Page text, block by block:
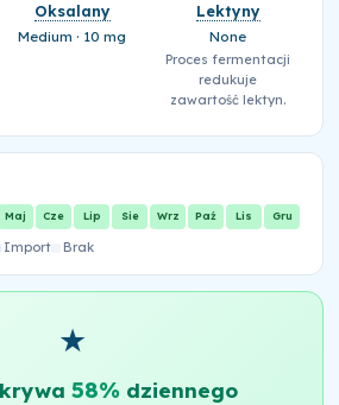
Oksalany
Medium · 10 mg
Lektyny
None
Proces fermentacji
redukuje
zawartość lektyn.
Maj Cze Lip Sie Wrz Paź Lis Gru
Import Brak
★
58% dziennego